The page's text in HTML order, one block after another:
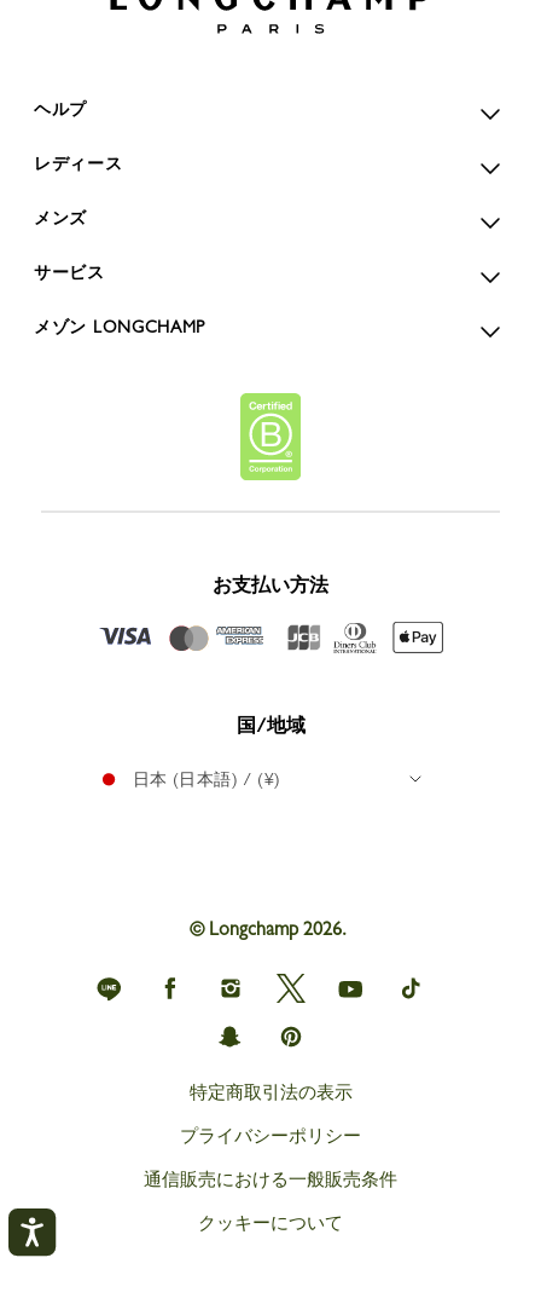
ヘルプ
レディース
メンズ
サービス
メゾン LONGCHAMP
お支払い方法
国/地域
日本 (日本語) / (¥)
© Longchamp 2026.
Longchamp
on
Longchamp
on
Facebook
Longchamp
on
Instagram
Longchamp
on
Twitter
Longchamp
on
Longchamp
on
Longchamp
on
Longchamp
on
特定商取引法の表示
プライバシーポリシー
通信販売における一般販売条件
クッキーについて